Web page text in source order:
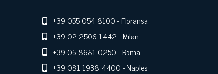
+39 055 054 8100- Floransa
+39 02 2506 1442- Milan
+39 06 8681 0250- Roma
+39 081 1938 4400- Naples